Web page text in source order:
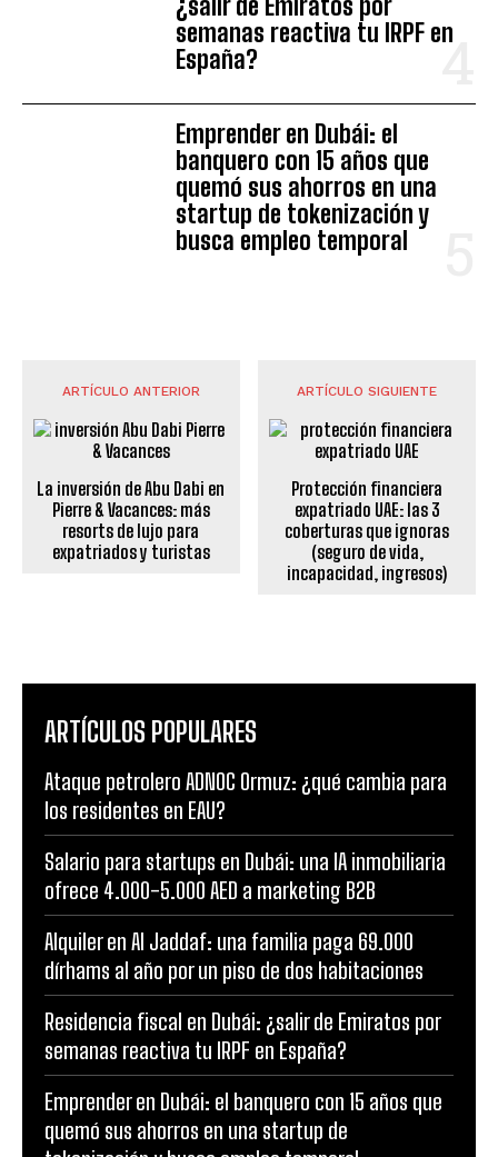
¿salir de Emiratos por
semanas reactiva tu IRPF en
España?
Emprender en Dubái: el
banquero con 15 años que
quemó sus ahorros en una
startup de tokenización y
busca empleo temporal
ARTÍCULO ANTERIOR
La inversión de Abu Dabi en
Pierre & Vacances: más
resorts de lujo para
expatriados y turistas
ARTÍCULO SIGUIENTE
Protección financiera
expatriado UAE: las 3
coberturas que ignoras
(seguro de vida,
incapacidad, ingresos)
ARTÍCULOS POPULARES
Ataque petrolero ADNOC Ormuz: ¿qué cambia para
los residentes en EAU?
Salario para startups en Dubái: una IA inmobiliaria
ofrece 4.000-5.000 AED a marketing B2B
Alquiler en Al Jaddaf: una familia paga 69.000
dírhams al año por un piso de dos habitaciones
Residencia fiscal en Dubái: ¿salir de Emiratos por
semanas reactiva tu IRPF en España?
Emprender en Dubái: el banquero con 15 años que
quemó sus ahorros en una startup de